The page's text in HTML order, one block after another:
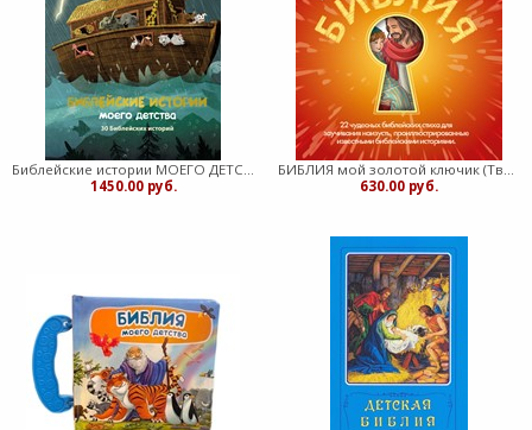
Библейские истории МОЕГО ДЕТСТВА (Твердый в суперобложке)
1450.00 руб.
БИБЛИЯ мой золотой ключик (Твердый)
630.00 руб.